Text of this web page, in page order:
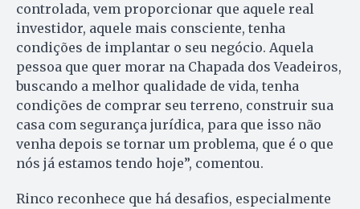
controlada, vem proporcionar que aquele real
investidor, aquele mais consciente, tenha
condições de implantar o seu negócio. Aquela
pessoa que quer morar na Chapada dos Veadeiros,
buscando a melhor qualidade de vida, tenha
condições de comprar seu terreno, construir sua
casa com segurança jurídica, para que isso não
venha depois se tornar um problema, que é o que
nós já estamos tendo hoje”, comentou.
Rinco reconhece que há desafios, especialmente